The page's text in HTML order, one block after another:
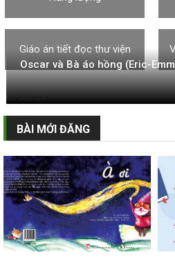
Giáo án tiết đọc thư viện
Oscar và Bà áo hồng (Eric-
03/01/2024
BÀI MỚI ĐĂNG